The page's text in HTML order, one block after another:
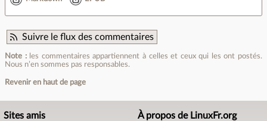
Suivre le flux des commentaires
Note :les commentaires appartiennent à celles et ceux qui les ont postés.
Nous n’en sommes pas responsables.
Revenir en haut de page
Sites amis À propos de LinuxFr.org